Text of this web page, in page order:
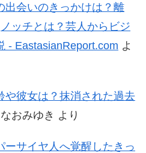
出会いのきっかけは？離
ノッチとは？芸人からビジ
- EastasianReport.com よ
や彼女は？抹消された過去
なおみゆき より
ーサイヤ人へ覚醒したきっ